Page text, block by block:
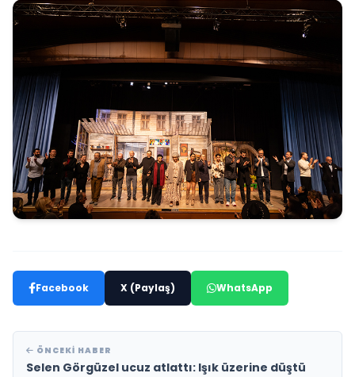
Facebook X (Paylaş) WhatsApp
ÖNCEKI HABER
Selen Görgüzel ucuz atlattı: Işık üzerine düştü